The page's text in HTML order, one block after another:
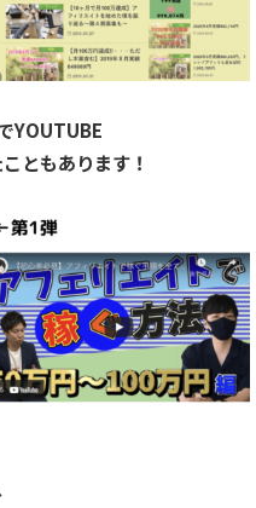
YOUTUBE
ともあります！